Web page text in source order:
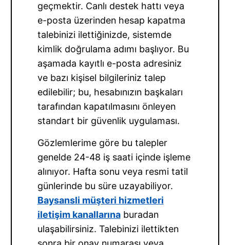
geçmektir. Canlı destek hattı veya
e-posta üzerinden hesap kapatma
talebinizi ilettiğinizde, sistemde
kimlik doğrulama adımı başlıyor. Bu
aşamada kayıtlı e-posta adresiniz
ve bazı kişisel bilgileriniz talep
edilebilir; bu, hesabınızın başkaları
tarafından kapatılmasını önleyen
standart bir güvenlik uygulaması.
Gözlemlerime göre bu talepler
genelde 24-48 iş saati içinde işleme
alınıyor. Hafta sonu veya resmi tatil
günlerinde bu süre uzayabiliyor.
Baysansli müşteri hizmetleri
iletişim kanallarınaburadan
ulaşabilirsiniz. Talebinizi ilettikten